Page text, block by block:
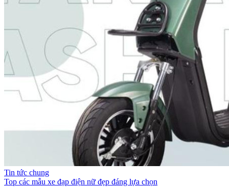
Tin tức chung
Top các mẫu xe đạp điện nữ đẹp đáng lựa chọn